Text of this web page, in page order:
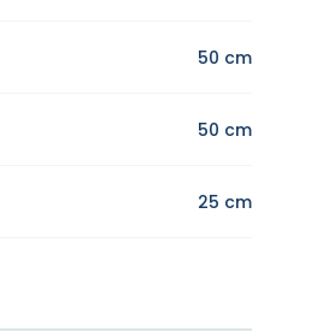
50 cm
50 cm
25 cm